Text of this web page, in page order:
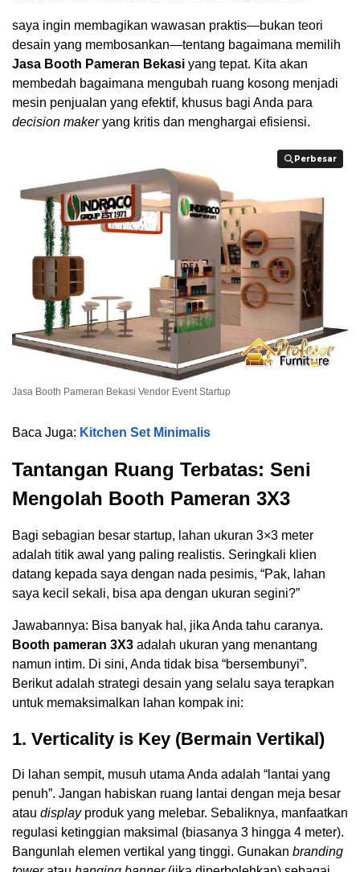
saya ingin membagikan wawasan praktis—bukan teori
desain yang membosankan—tentang bagaimana memilih
Jasa Booth Pameran Bekasi yang tepat. Kita akan
membedah bagaimana mengubah ruang kosong menjadi
mesin penjualan yang efektif, khusus bagi Anda para
decision makeryang kritis dan menghargai efisiensi.
Perbesar
Perbesar
Jasa Booth Pameran Bekasi Vendor Event Startup
Baca Juga: Kitchen Set Minimalis
Tantangan Ruang Terbatas: Seni
Mengolah Booth Pameran 3X3
Bagi sebagian besar startup, lahan ukuran 3×3 meter
adalah titik awal yang paling realistis. Seringkali klien
datang kepada saya dengan nada pesimis, “Pak, lahan
saya kecil sekali, bisa apa dengan ukuran segini?”
Jawabannya: Bisa banyak hal, jika Anda tahu caranya.
Booth pameran 3X3 adalah ukuran yang menantang
namun intim. Di sini, Anda tidak bisa “bersembunyi”.
Berikut adalah strategi desain yang selalu saya terapkan
untuk memaksimalkan lahan kompak ini:
1. Verticality is Key (Bermain Vertikal)
Di lahan sempit, musuh utama Anda adalah “lantai yang
penuh”. Jangan habiskan ruang lantai dengan meja besar
atau displayproduk yang melebar. Sebaliknya, manfaatkan
regulasi ketinggian maksimal (biasanya 3 hingga 4 meter).
Bangunlah elemen vertikal yang tinggi. Gunakan branding